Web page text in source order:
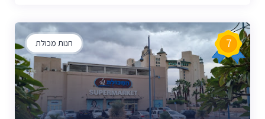
חנות מכולת 7